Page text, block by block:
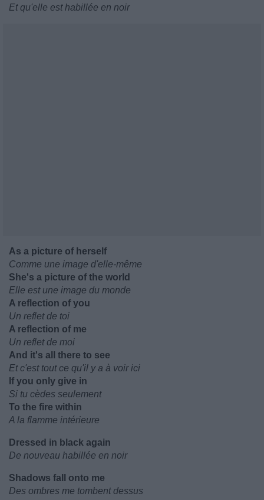
Et qu'elle est habillée en noir
As a picture of herself
Comme une image d'elle-même
She's a picture of the world
Elle est une image du monde
A reflection of you
Un reflet de toi
A reflection of me
Un reflet de moi
And it's all there to see
Et c'est tout ce qu'il y a à voir ici
If you only give in
Si tu cèdes seulement
To the fire within
A la flamme intérieure
Dressed in black again
De nouveau habillée en noir
Shadows fall onto me
Des ombres me tombent dessus